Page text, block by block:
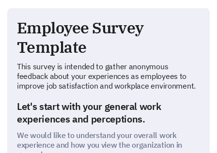
Employee Survey
Template
This survey is intended to gather anonymous
feedback about your experiences as employees to
improve job satisfaction and workplace environment.
Let's start with your general work
experiences and perceptions.
We would like to understand your overall work
experience and how you view the organization in